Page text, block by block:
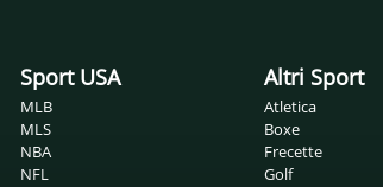
Sport USA
MLB
MLS
NBA
NFL
Altri Sport
Atletica
Boxe
Frecette
Golf